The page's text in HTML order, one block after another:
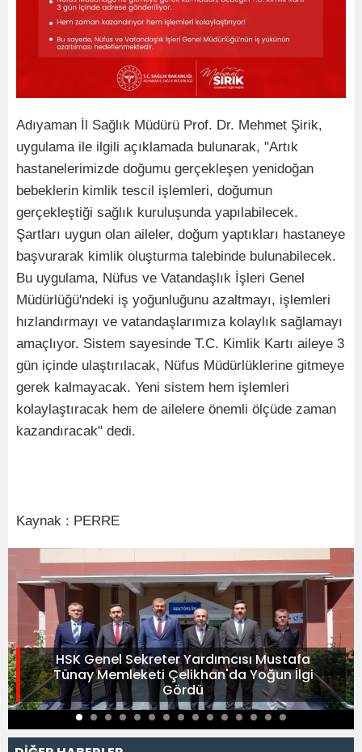
Adıyaman İl Sağlık Müdürü Prof. Dr. Mehmet Şirik,
uygulama ile ilgili açıklamada bulunarak, "Artık
hastanelerimizde doğumu gerçekleşen yenidoğan
bebeklerin kimlik tescil işlemleri, doğumun
gerçekleştiği sağlık kuruluşunda yapılabilecek.
Şartları uygun olan aileler, doğum yaptıkları hastaneye
başvurarak kimlik oluşturma talebinde bulunabilecek.
Bu uygulama, Nüfus ve Vatandaşlık İşleri Genel
Müdürlüğü'ndeki iş yoğunluğunu azaltmayı, işlemleri
hızlandırmayı ve vatandaşlarımıza kolaylık sağlamayı
amaçlıyor. Sistem sayesinde T.C. Kimlik Kartı aileye 3
gün içinde ulaştırılacak, Nüfus Müdürlüklerine gitmeye
gerek kalmayacak. Yeni sistem hem işlemleri
kolaylaştıracak hem de ailelere önemli ölçüde zaman
kazandıracak" dedi.
Kaynak : PERRE
HSK Genel Sekreter Yardımcısı Mustafa
Tünay Memleketi Çelikhan'da Yoğun İlgi
Gördü